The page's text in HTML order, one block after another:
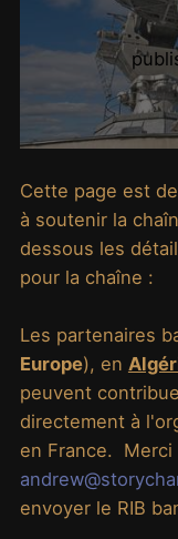
Cette page est
à soutenir la
dessous les
pour la chaîne :
Les partenaires
Europe), en
peuvent
directement à
en France.
envoyer le RIB